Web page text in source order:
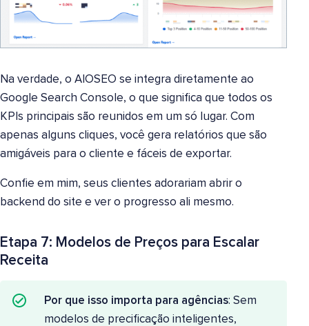
Na verdade, o AIOSEO se integra diretamente ao
Google Search Console, o que significa que todos os
KPIs principais são reunidos em um só lugar. Com
apenas alguns cliques, você gera relatórios que são
amigáveis para o cliente e fáceis de exportar.
Confie em mim, seus clientes adorariam abrir o
backend do site e ver o progresso ali mesmo.
Etapa 7: Modelos de Preços para Escalar
Receita
Por que isso importa para agências: Sem
modelos de precificação inteligentes,